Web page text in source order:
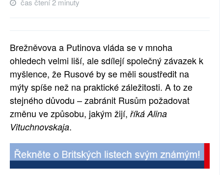
RUBRIKY
PLNÁ VERZE STRÁNEK
čas čtení 2 minuty
Brežněvova a Putinova vláda se v mnoha
ohledech velmi liší, ale sdílejí společný závazek k
myšlence, že Rusové by se měli soustředit na
mýty spíše než na praktické záležitosti. A to ze
stejného důvodu – zabránit Rusům požadovat
změnu ve způsobu, jakým žijí, říká Alina
Vituchnovskaja.